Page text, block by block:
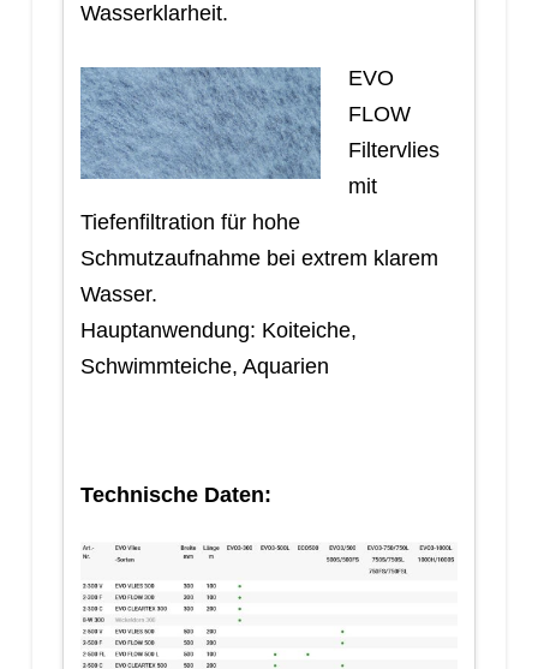
Wasserklarheit.
EVO
FLOW
Filtervlies
mit
Tiefenfiltration für hohe
Schmutzaufnahme bei extrem klarem
Wasser.
Hauptanwendung: Koiteiche,
Schwimmteiche, Aquarien
Technische Daten: